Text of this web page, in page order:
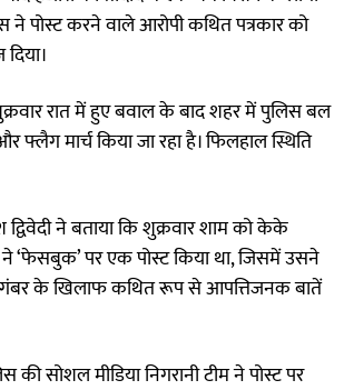
ने पोस्ट करने वाले आरोपी कथित पत्रकार को
रात में हुए बवाल के बाद शहर में पुलिस बल
फ्लैग मार्च किया जा रहा है। फिलहाल स्थिति
ने बताया कि शुक्रवार शाम को केके
ने ‘फेसबुक’ पर एक पोस्ट किया था, जिसमें उसने
के खिलाफ कथित रूप से आपत्तिजनक बातें
की सोशल मीडिया निगरानी टीम ने पोस्ट पर